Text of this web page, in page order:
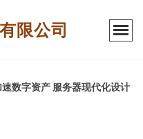
限公司
数字资产 服务器现代化设计